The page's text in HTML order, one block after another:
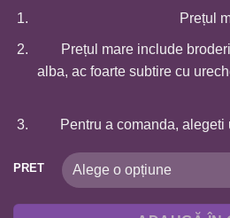
Prețul
Prețul mare include
alba, ac foarte subtire cu
Pentru a comanda,
PRET